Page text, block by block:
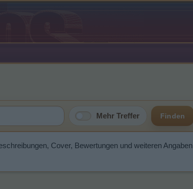
Mehr Treffer Finden
Cover, Bewertungen und weiteren Angaben